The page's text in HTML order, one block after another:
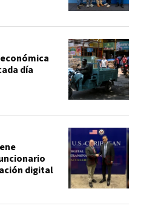
día
digital